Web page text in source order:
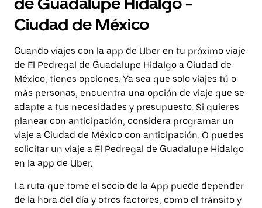
Ciudad de México
Cuando viajes con la app de Uber en tu próximo viaje
de El Pedregal de Guadalupe Hidalgo a Ciudad de
México, tienes opciones. Ya sea que solo viajes tú o
más personas, encuentra una opción de viaje que se
adapte a tus necesidades y presupuesto. Si quieres
planear con anticipación, considera programar un
viaje a Ciudad de México con anticipación. O puedes
solicitar un viaje a El Pedregal de Guadalupe Hidalgo
en la app de Uber.
La ruta que tome el socio de la App puede depender
de la hora del día y otros factores, como el tránsito y